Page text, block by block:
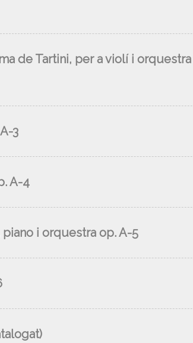
de Tartini, per a violí i orquestra
3
A-4
i orquestra op. A-5